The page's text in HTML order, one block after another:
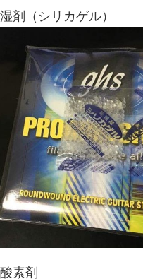
剤（シリカゲル）
素剤